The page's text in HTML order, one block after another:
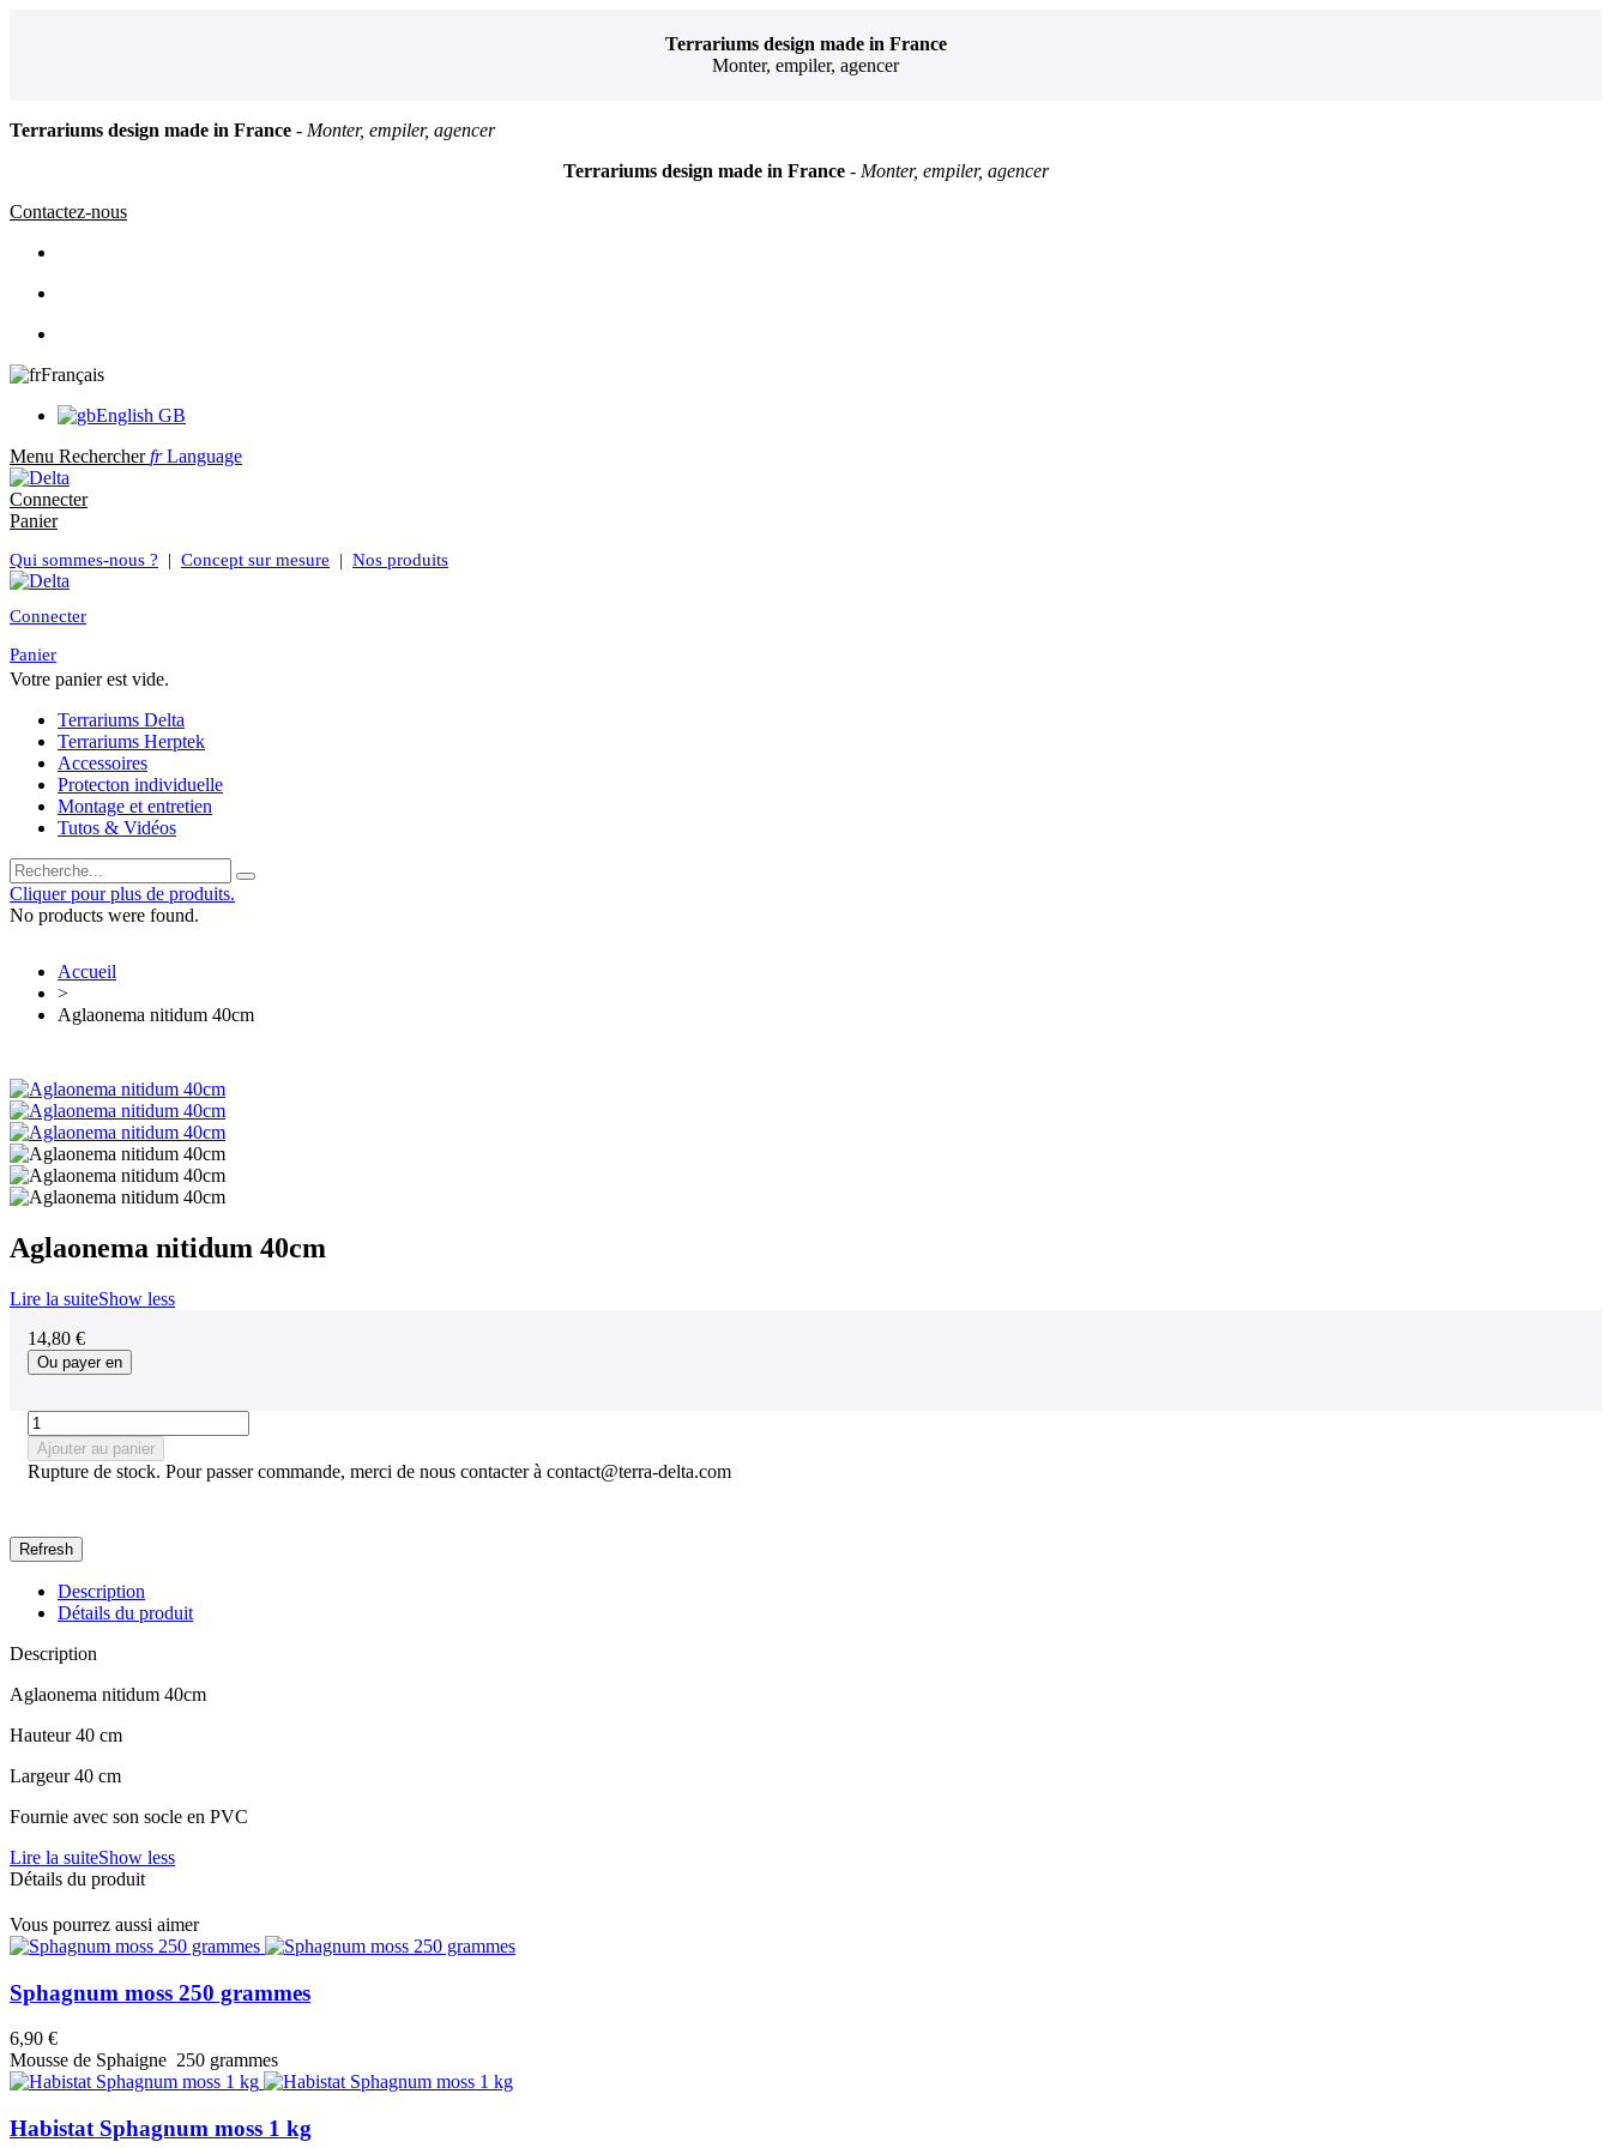
Terrariums design made in France
Monter, empiler, agencer
Terrariums design made in France - Monter, empiler, agencer
Terrariums design made in France - Monter, empiler, agencer
Contactez-nous
Français
English GB
Menu Rechercher fr Language
Connecter
Panier
Qui sommes-nous ? | Concept sur mesure | Nos produits
Connecter
Panier
Votre panier est vide.
Terrariums Delta
Terrariums Herptek
Accessoires
Protecton individuelle
Montage et entretien
Tutos & Vidéos
Cliquer pour plus de produits.
No products were found.
Accueil
>
Aglaonema nitidum 40cm
Aglaonema nitidum 40cm
Lire la suiteShow less
14,80 €
Ou payer en
Ajouter au panier
Rupture de stock. Pour passer commande, merci de nous contacter à contact@terra-delta.com
Description
Détails du produit
Description
Aglaonema nitidum 40cm
Hauteur 40 cm
Largeur 40 cm
Fournie avec son socle en PVC
Lire la suiteShow less
Détails du produit
Vous pourrez aussi aimer
Sphagnum moss 250 grammes
6,90 €
Mousse de Sphaigne 250 grammes
Habistat Sphagnum moss 1 kg